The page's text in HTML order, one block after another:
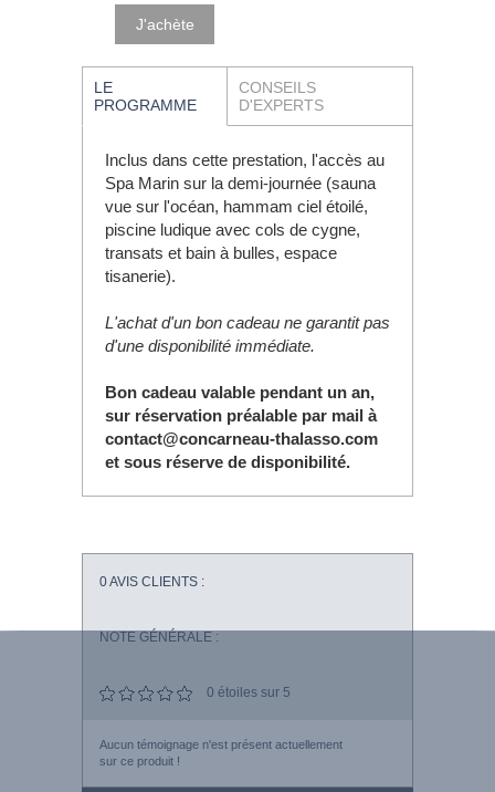
LE
PROGRAMME
CONSEILS
D'EXPERTS
Inclus dans cette prestation, l'accès au
Spa Marin sur la demi-journée (sauna
vue sur l'océan, hammam ciel étoilé,
piscine ludique avec cols de cygne,
transats et bain à bulles, espace
tisanerie).
L'achat d'un bon cadeau ne garantit pas
d'une disponibilité immédiate.
Bon cadeau valable pendant un an,
sur réservation préalable par mail à
contact@concarneau-thalasso.com
et sous réserve de disponibilité.
0AVIS CLIENTS :
NOTE GÉNÉRALE :
0 étoiles sur 5
Aucun témoignage n'est présent actuellement
sur ce produit !